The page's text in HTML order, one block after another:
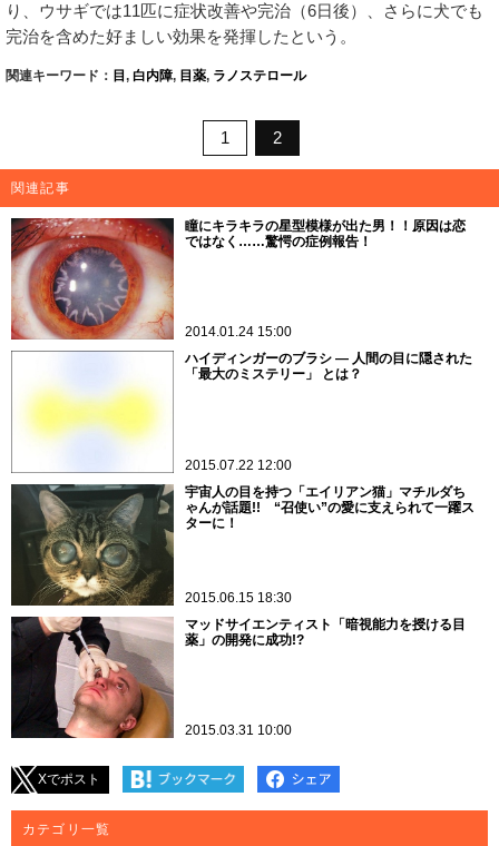
り、ウサギでは11匹に症状改善や完治（6日後）、さらに犬でも
完治を含めた好ましい効果を発揮したという。
関連キーワード： 目 , 白内障, 目薬, ラノステロール
1 2
関連記事
瞳にキラキラの星型模様が出た男！！原因は恋
ではなく……驚愕の症例報告！
2014.01.24 15:00
ハイディンガーのブラシ ― 人間の目に隠された
「最大のミステリー」 とは？
2015.07.22 12:00
宇宙人の目を持つ「エイリアン猫」マチルダち
ゃんが話題!! “召使い”の愛に支えられて一躍ス
ターに！
2015.06.15 18:30
マッドサイエンティスト「暗視能力を授ける目
薬」の開発に成功!?
2015.03.31 10:00
Xでポスト
カテゴリ一覧